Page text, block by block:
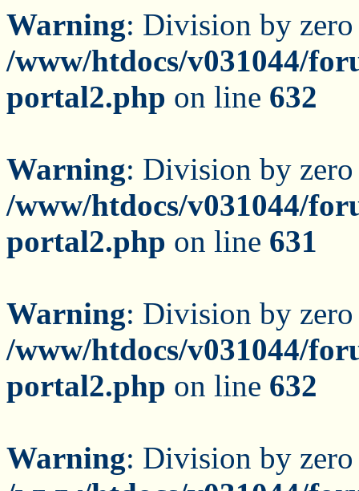
Warning: Division by
/www/htdocs/v031044/
portal2.php on line 632
Warning: Division by
/www/htdocs/v031044/
portal2.php on line 631
Warning: Division by
/www/htdocs/v031044/
portal2.php on line 632
Warning: Division by